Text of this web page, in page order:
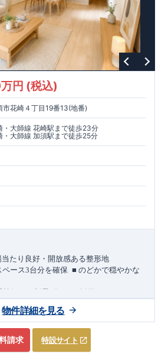
円 (税込)
市花崎４丁目19番13(地番)
・大師線 花崎駅まで徒歩23分
・大師線 加須駅まで徒歩25分
たり良好・開放感ある整形地
ペース3台分を確保 ​■のどかで穏やかな
等級３・制震ダンパー採用）
ライバシー性にも配慮した敷地計画で
請求 特設サイト
物件詳細を見る